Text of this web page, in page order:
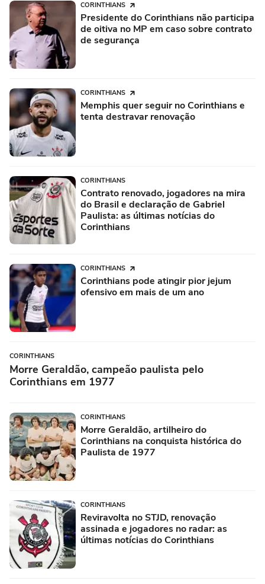
CORINTHIANS
Presidente do Corinthians não participa
de oitiva no MP em caso sobre contrato
de segurança
CORINTHIANS
Memphis quer seguir no Corinthians e
tenta destravar renovação
CORINTHIANS
Contrato renovado, jogadores na mira
do Brasil e declaração de Gabriel
Paulista: as últimas notícias do
Corinthians
CORINTHIANS
Corinthians pode atingir pior jejum
ofensivo em mais de um ano
CORINTHIANS
Morre Geraldão, campeão paulista pelo
Corinthians em 1977
CORINTHIANS
Morre Geraldão, artilheiro do
Corinthians na conquista histórica do
Paulista de 1977
CORINTHIANS
Reviravolta no STJD, renovação
assinada e jogadores no radar: as
últimas notícias do Corinthians